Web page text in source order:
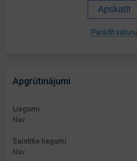
Apskatīt
Parādīt saturu
Apgrūtinājumi
Liegumi
Nav
Saistītie liegumi
Nav